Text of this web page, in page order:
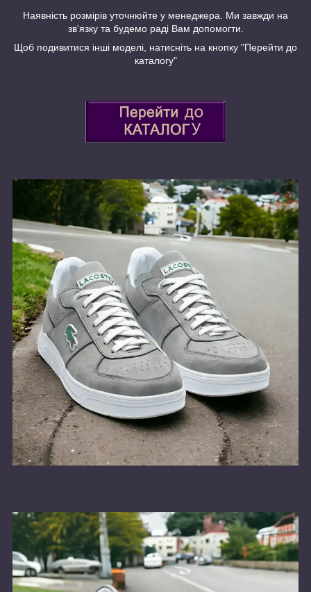
Наявність розмірів уточнюйте у менеджера. Ми завжди на
зв'язку та будемо раді Вам допомогти.
Щоб подивитися інші моделі, натисніть на кнопку "Перейти до
каталогу"